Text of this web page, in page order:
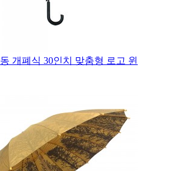
개폐식 30인치 맞춤형 로고 윈